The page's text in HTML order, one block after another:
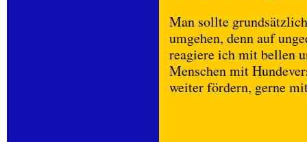
Man sollte
umgehen, denn auf
reagiere ich mit bellen
Menschen mit
weiter fördern, gerne